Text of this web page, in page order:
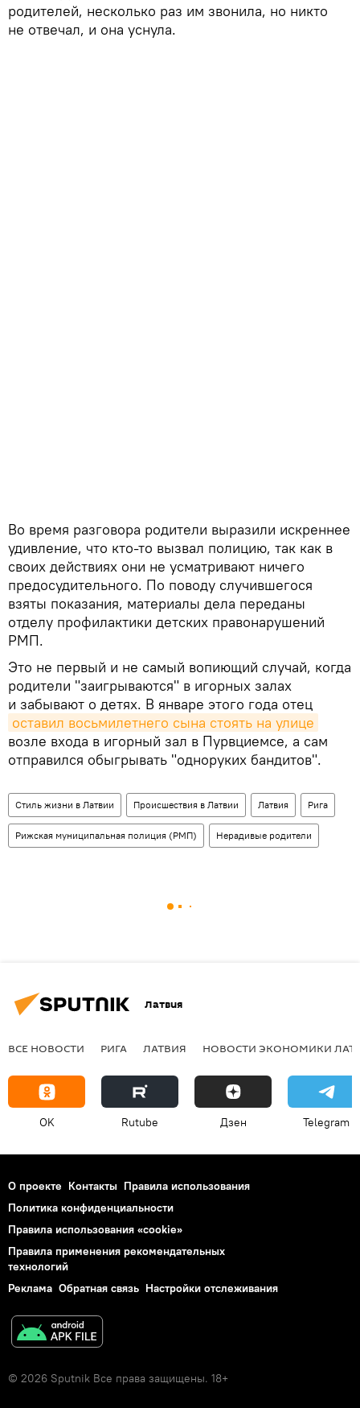
родителей, несколько раз им звонила, но никто
не отвечал, и она уснула.
Во время разговора родители выразили искреннее
удивление, что кто-то вызвал полицию, так как в
своих действиях они не усматривают ничего
предосудительного. По поводу случившегося
взяты показания, материалы дела переданы
отделу профилактики детских правонарушений
РМП.
Это не первый и не самый вопиющий случай, когда
родители "заигрываются" в игорных залах
и забывают о детях. В январе этого года отец
оставил восьмилетнего сына стоять на улице
возле входа в игорный зал в Пурвциемсе, а сам
отправился обыгрывать "одноруких бандитов".
Стиль жизни в Латвии Происшествия в Латвии Латвия Рига
Рижская муниципальная полиция (РМП) Нерадивые родители
Латвия
ВСЕ НОВОСТИ РИГА ЛАТВИЯ НОВОСТИ ЭКОНОМИКИ
OK Rutube Дзен Telegram
О проекте Контакты Правила использования
Политика конфиденциальности
Правила использования «cookie»
Правила применения рекомендательных
технологий
Реклама Обратная связь Настройки отслеживания
© 2026 Sputnik Все права защищены. 18+